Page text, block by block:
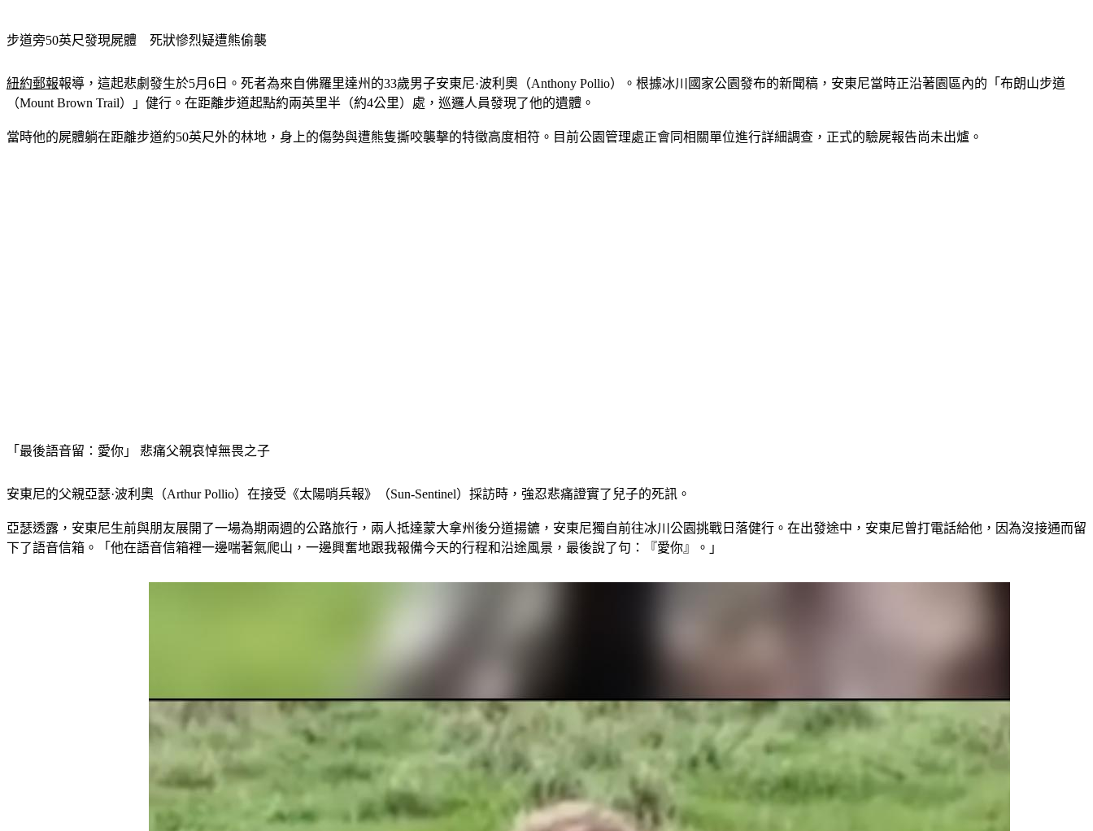
步道旁50英尺發現屍體　死狀慘烈疑遭熊偷襲
紐約郵報報導，這起悲劇發生於5月6日。死者為來自佛羅里達州的33歲男子安東尼·波利奧（Anthony Pollio）。根據冰川國家公園發布的新聞稿，安東尼當時正沿著園區內的「布朗山步道
（Mount Brown Trail）」健行。在距離步道起點約兩英里半（約4公里）處，巡邏人員發現了他的遺體。
當時他的屍體躺在距離步道約50英尺外的林地，身上的傷勢與遭熊隻撕咬襲擊的特徵高度相符。目前公園管理處正會同相關單位進行詳細調查，正式的驗屍報告尚未出爐。
「最後語音留：愛你」 悲痛父親哀悼無畏之子
安東尼的父親亞瑟·波利奧（Arthur Pollio）在接受《太陽哨兵報》（Sun-Sentinel）採訪時，強忍悲痛證實了兒子的死訊。
亞瑟透露，安東尼生前與朋友展開了一場為期兩週的公路旅行，兩人抵達蒙大拿州後分道揚鑣，安東尼獨自前往冰川公園挑戰日落健行。在出發途中，安東尼曾打電話給他，因為沒接通而留
下了語音信箱。「他在語音信箱裡一邊喘著氣爬山，一邊興奮地跟我報備今天的行程和沿途風景，最後說了句：『愛你』。」